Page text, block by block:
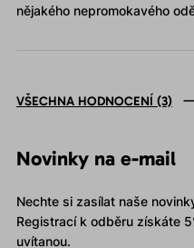
nějakého nepromokavého
VŠECHNA HODNOCENÍ (3)
Novinky na e-mail
Nechte si zasílat naše
Registrací k odběru získáte
uvítanou.